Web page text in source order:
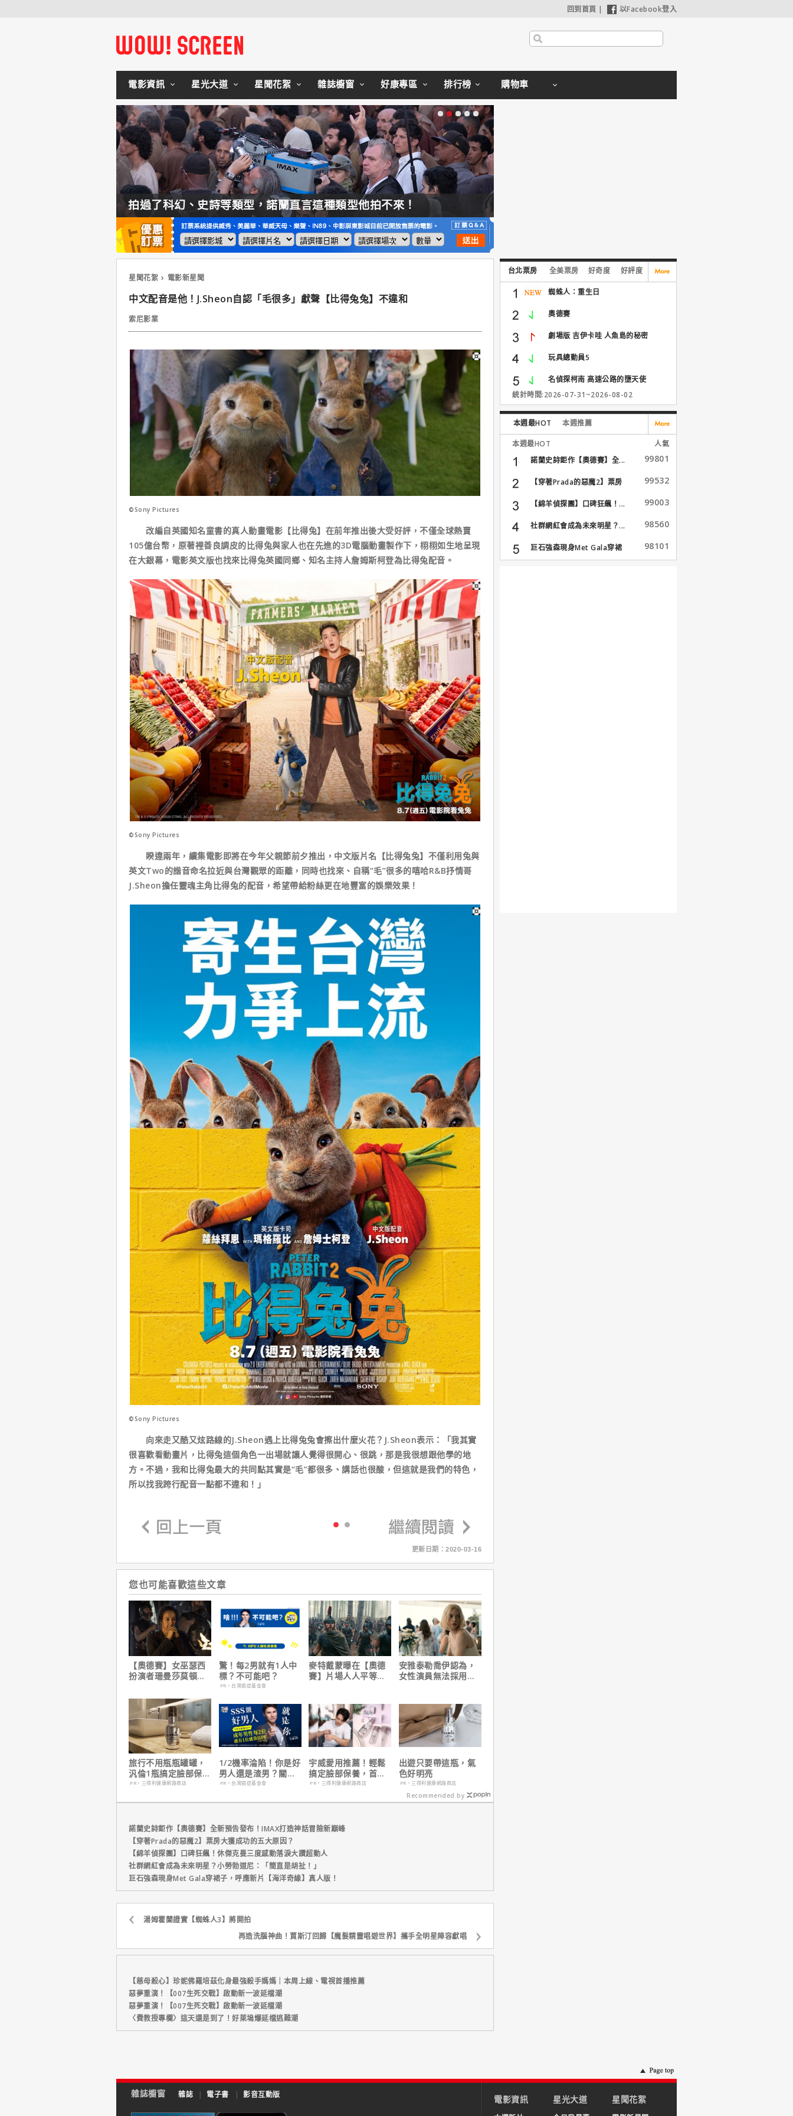
回到首頁 | 以Facebook登入
電影資訊 星光大道 星聞花絮 雜誌櫥窗 好康專區 排行榜 購物車
拍過了科幻、史詩等類型，諾蘭直言這種類型他拍不來！
星聞花絮 電影新星聞
中文配音是他！J.Sheon自認「毛很多」獻聲【比得兔兔】不違和
索尼影業
©Sony Pictures
改編自英國知名童書的真人動畫電影【比得兔】在前年推出後大受好評，不僅全球熱賣
105億台幣，原著裡善良調皮的比得兔與家人也在先進的3D電腦動畫製作下，栩栩如生地呈現
在大銀幕，電影英文版也找來比得兔英國同鄉、知名主持人詹姆斯柯登為比得兔配音。
©Sony Pictures
睽違兩年，續集電影即將在今年父親節前夕推出，中文版片名【比得兔兔】不僅利用兔與
英文Two的諧音命名拉近與台灣觀眾的距離，同時也找來、自稱“毛”很多的嘻哈R&B抒情哥
J.Sheon擔任靈魂主角比得兔的配音，希望帶給粉絲更在地豐富的娛樂效果！
©Sony Pictures
向來走又酷又炫路線的J.Sheon遇上比得兔兔會擦出什麼火花？J.Sheon表示：「我其實
很喜歡看動畫片，比得兔這個角色一出場就讓人覺得很開心、很跳，那是我很想跟他學的地
方。不過，我和比得兔最大的共同點其實是“毛”都很多、講話也很酸，但這就是我們的特色，
所以找我跨行配音一點都不違和！」
更新日期：2020-03-16
您也可能喜歡這些文章
【奧德賽】女巫瑟西
扮演者珊曼莎莫頓曝
戲！
驚！每2男就有1人中
標？不可能吧？
PR・台灣癌症基金會
麥特戴蒙曝在【奧德
賽】片場人人平等，
安雅泰勒喬伊認為，
女性演員無法採用方
旅行不用瓶瓶罐罐，
汎倫1瓶搞定臉部保
養！
PR・三得利健康網路商店
1/2機率淪陷！你是好
男人還是渣男？關鍵
在這
PR・台灣癌症基金會
宇威愛用推薦！輕鬆
搞定臉部保養，首購
只要$390
PR・三得利健康網路商店
出遊只要帶這瓶，氣
色好明亮
PR・三得利健康網路商店
Recommended by
諾蘭史詩鉅作【奧德賽】全新預告發布！IMAX打造神話冒險新巔峰
【穿著Prada的惡魔2】票房大獲成功的五大原因？
【綿羊偵探團】口碑狂飆！休傑克曼三度感動落淚大讚超動人
社群網紅會成為未來明星？小勞勃道尼：「簡直是胡扯！」
巨石強森現身Met Gala穿裙子，呼應新片【海洋奇緣】真人版！
湯姆霍蘭證實【蜘蛛人3】將開拍
再造洗腦神曲！賈斯汀回歸【魔髮精靈唱遊世界】攜手全明星陣容獻唱
【慈母殺心】珍妮佛羅培茲化身最強殺手媽媽｜本周上線、電視首播推薦
惡夢重演！【007生死交戰】啟動新一波延檔潮
惡夢重演！【007生死交戰】啟動新一波延檔潮
〈費教授專欄〉這天還是到了！好萊塢爆延檔逃難潮
台北票房 全美票房 好奇度 好評度
蜘蛛人：重生日
奧德賽
劇場版 吉伊卡哇 人魚島的秘密
玩具總動員5
名偵探柯南 高速公路的墮天使
統計時間:2026-07-31~2026-08-02
本週最HOT 本週推薦
本週最HOT
人氣
諾蘭史詩鉅作【奧德賽】全...
99801
【穿著Prada的惡魔2】票房
99532
【綿羊偵探團】口碑狂飆！... 99003
社群網紅會成為未來明星？... 98560
巨石強森現身Met Gala穿裙
子...
98101
雜誌櫥窗 雜誌 | 電子書 | 影音互動版 電影資訊 星光大道 星聞花絮